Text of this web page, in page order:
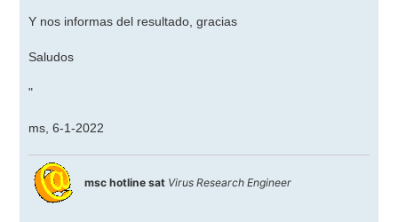
Y nos informas del resultado, gracias
Saludos
"
ms, 6-1-2022
msc hotline sat Virus Research Engineer